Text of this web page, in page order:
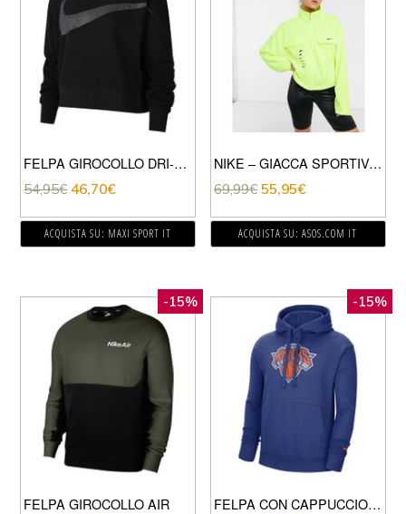
FELPA GIROCOLLO DRI-FIT GET FIT
54,95€ 46,70€
ACQUISTA SU: MAXI SPORT IT
NIKE – GIACCA SPORTIVA CON LOGO NIKE VERDE FLUO
69,99€ 55,95€
ACQUISTA SU: ASOS.COM IT
-15%
FELPA GIROCOLLO AIR
-15%
FELPA CON CAPPUCCIO KNICKS ESSENTIAL